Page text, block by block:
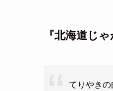
『北海道じ
てりやき